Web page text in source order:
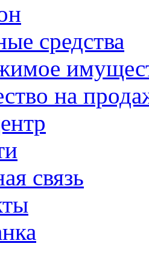
средства
на
связь